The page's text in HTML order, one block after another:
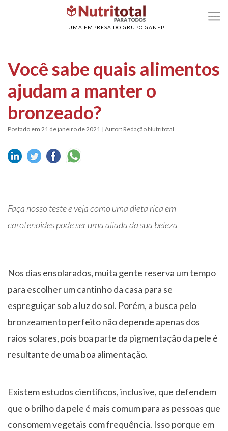
UMA EMPRESA DO GRUPO GANEP
Você sabe quais alimentos ajudam a manter o bronzeado?
Você sabe quais alimentos
ajudam a manter o
bronzeado?
Postado em 21 de janeiro de 2021 | Autor: Redação Nutritotal
Faça nosso teste e veja como uma dieta rica em
carotenoides pode ser uma aliada da sua beleza
Nos dias ensolarados, muita gente reserva um tempo
para escolher um cantinho da casa para se
espreguiçar sob a luz do sol. Porém, a busca pelo
bronzeamento perfeito não depende apenas dos
raios solares, pois boa parte da pigmentação da pele é
resultante de uma boa alimentação.
Existem estudos científicos, inclusive, que defendem
que o brilho da pele é mais comum para as pessoas que
consomem vegetais com frequência. Isso porque em